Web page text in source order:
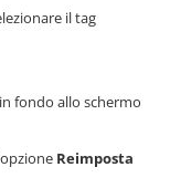
il tag
in fondo allo schermo
Reimposta